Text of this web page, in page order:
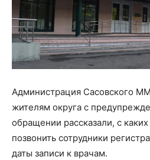
Администрация Сасовского
жителям округа с
обращении рассказали, с
позвонить сотрудники
даты записи к врачам.